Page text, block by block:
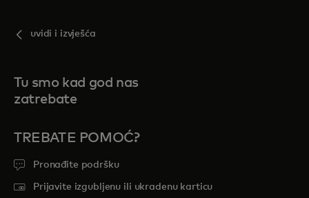
uvidi i izvješća
Tu smo kad god nas
zatrebate
TREBATE POMOĆ?
Pronađite podršku
Prijavite izgubljenu ili ukradenu karticu